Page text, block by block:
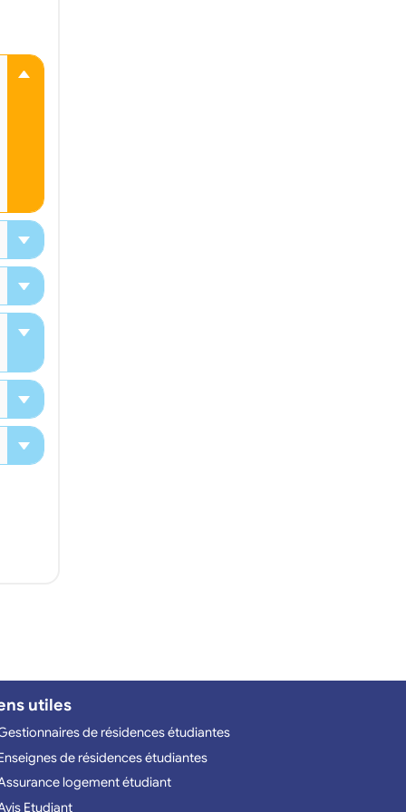
utiles
de résidences étudiantes
de résidences étudiantes
logement étudiant
Etudiant